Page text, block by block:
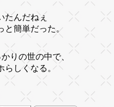
たんだねぇ
と簡単だった。
りの世の中で、
らしくなる。